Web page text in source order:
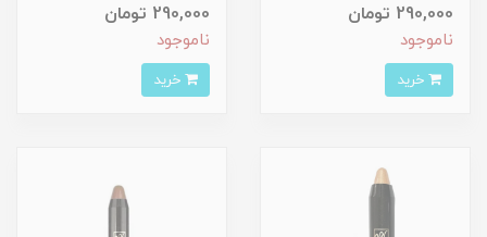
290,000 تومان
ناموجود
290,000 تومان
ناموجود